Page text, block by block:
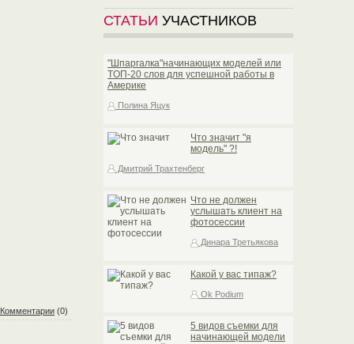
Комментарии (0)
СТАТЬИ УЧАСТНИКОВ
"Шпаргалка"начинающих моделей или
TOП-20 слов для успешной работы в
Америке
Полина Яцук
Что значит "я
модель" ?!
Дмитрий Трахтенберг
Что не должен
услышать клиент на
фотосессии
Динара Третьякова
Какой у вас типаж?
Ok Podium
5 видов съемки для
начинающей модели